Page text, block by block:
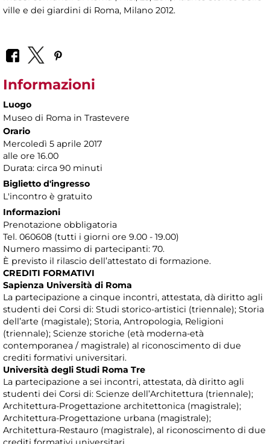
ville e dei giardini di Roma, Milano 2012.
Informazioni
Luogo
Museo di Roma in Trastevere
Orario
Mercoledì 5 aprile 2017
alle ore 16.00
Durata: circa 90 minuti
Biglietto d'ingresso
L'incontro è gratuito
Informazioni
Prenotazione obbligatoria
Tel. 060608 (tutti i giorni ore 9.00 - 19.00)
Numero massimo di partecipanti: 70.
È previsto il rilascio dell’attestato di formazione.
CREDITI FORMATIVI
Sapienza Università di Roma
La partecipazione a cinque incontri, attestata, dà diritto agli
studenti dei Corsi di: Studi storico-artistici (triennale); Storia
dell’arte (magistale); Storia, Antropologia, Religioni
(triennale); Scienze storiche (età moderna-età
contemporanea / magistrale) al riconoscimento di due
crediti formativi universitari.
Università degli Studi Roma Tre
La partecipazione a sei incontri, attestata, dà diritto agli
studenti dei Corsi di: Scienze dell’Architettura (triennale);
Architettura-Progettazione architettonica (magistrale);
Architettura-Progettazione urbana (magistrale);
Architettura-Restauro (magistrale), al riconoscimento di due